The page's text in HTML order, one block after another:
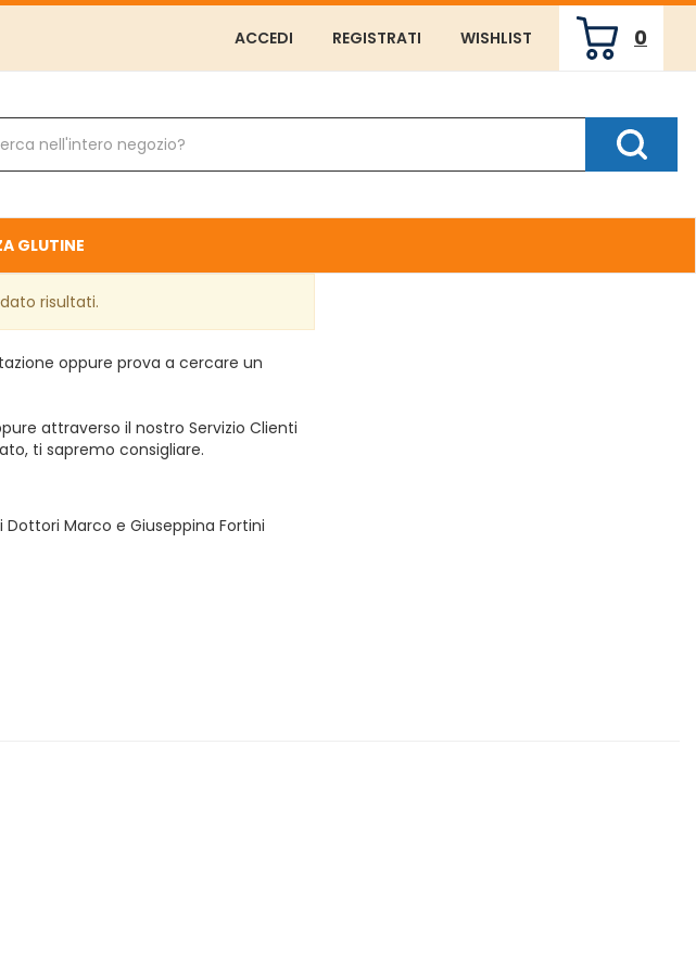
ACCEDI REGISTRATI WISHLIST 0
ARTICOLI
INSERITI
Cerca
GLUTINE
risultati.
oppure prova a cercare un
attraverso il nostro Servizio Clienti
ti sapremo consigliare.
Marco e Giuseppina Fortini